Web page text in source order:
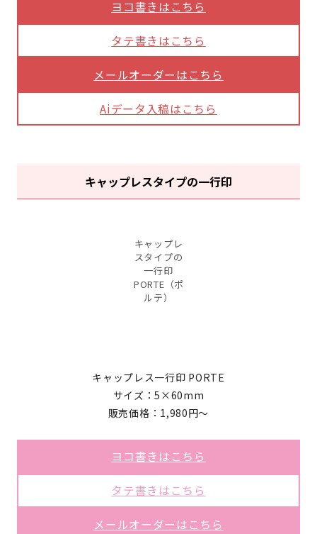
ヨコ書きはこちら
タテ書きはこちら
メールオーダーはこちら
Aiデータ入稿はこちら
キャップレスタイプの一行印
キャップレ
スタイプの
一行印
PORTE（ポ
ルテ）
キャップレス一行印 PORTE
サイズ：5×60mm
販売価格：1,980円～
ヨコ書きはこちら
タテ書きはこちら
メールオーダーはこちら